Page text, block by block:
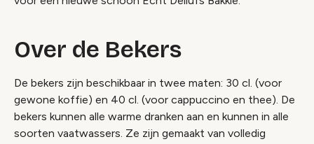
Over de Bekers
De bekers zijn beschikbaar in twee maten: 30 cl. (voor
gewone koffie) en 40 cl. (voor cappuccino en thee). De
bekers kunnen alle warme dranken aan en kunnen in alle
soorten vaatwassers. Ze zijn gemaakt van volledig